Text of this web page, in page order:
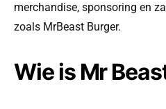
merchandise, sponsoring en
zoals MrBeast Burger.
Wie is Mr